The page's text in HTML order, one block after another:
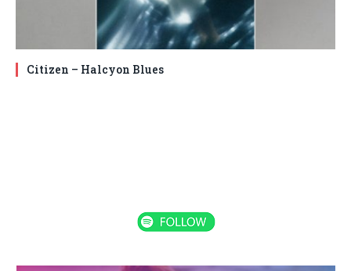
Citizen – Halcyon Blues